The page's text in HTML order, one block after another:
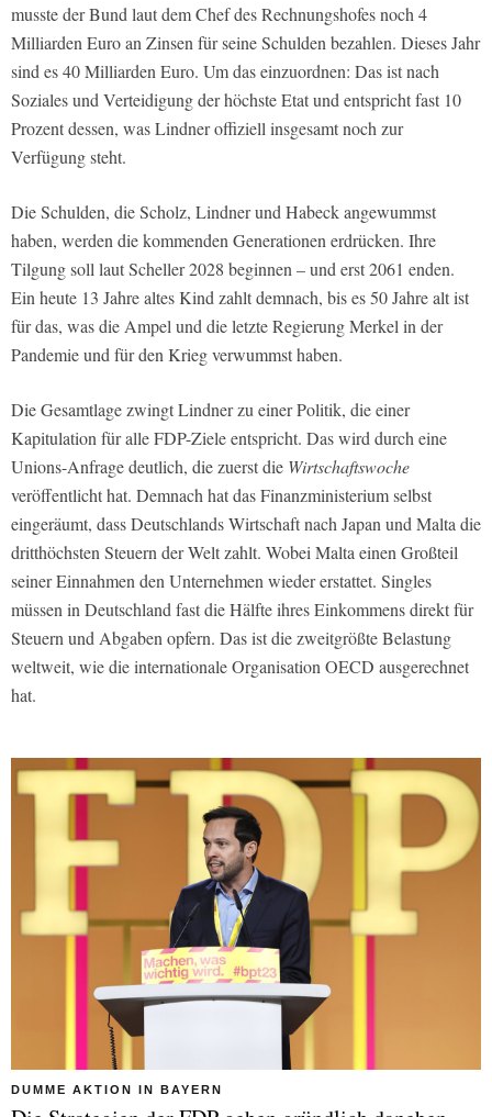
musste der Bund laut dem Chef des Rechnungshofes noch 4
Milliarden Euro an Zinsen für seine Schulden bezahlen. Dieses Jahr
sind es 40 Milliarden Euro. Um das einzuordnen: Das ist nach
Soziales und Verteidigung der höchste Etat und entspricht fast 10
Prozent dessen, was Lindner offiziell insgesamt noch zur
Verfügung steht.
Die Schulden, die Scholz, Lindner und Habeck angewummst
haben, werden die kommenden Generationen erdrücken. Ihre
Tilgung soll laut Scheller 2028 beginnen – und erst 2061 enden.
Ein heute 13 Jahre altes Kind zahlt demnach, bis es 50 Jahre alt ist
für das, was die Ampel und die letzte Regierung Merkel in der
Pandemie und für den Krieg verwummst haben.
Die Gesamtlage zwingt Lindner zu einer Politik, die einer
Kapitulation für alle FDP-Ziele entspricht. Das wird durch eine
Unions-Anfrage deutlich, die zuerst die Wirtschaftswoche
veröffentlicht hat. Demnach hat das Finanzministerium selbst
eingeräumt, dass Deutschlands Wirtschaft nach Japan und Malta die
dritthöchsten Steuern der Welt zahlt. Wobei Malta einen Großteil
seiner Einnahmen den Unternehmen wieder erstattet. Singles
müssen in Deutschland fast die Hälfte ihres Einkommens direkt für
Steuern und Abgaben opfern. Das ist die zweitgrößte Belastung
weltweit, wie die internationale Organisation OECD ausgerechnet
hat.
DUMME AKTION IN BAYERN